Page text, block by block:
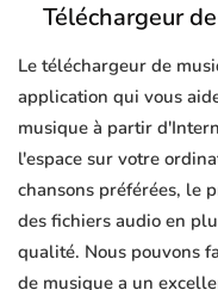
Téléchargeur
Le téléchargeur de
application qui vous
musique à partir
l'espace sur votre
chansons préférées, le
des fichiers audio en
qualité. Nous pouvons
de musique a un